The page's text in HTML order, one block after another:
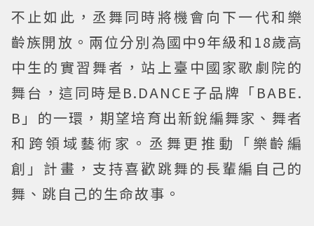
不止如此，丞舞同時將機會向下一代和樂
齡族開放。兩位分別為國中9年級和18歲高
中生的實習舞者，站上臺中國家歌劇院的
舞台，這同時是B.DANCE子品牌「BABE.
B」的一環，期望培育出新銳編舞家、舞者
和跨領域藝術家。丞舞更推動「樂齡編
創」計畫，支持喜歡跳舞的長輩編自己的
舞、跳自己的生命故事。